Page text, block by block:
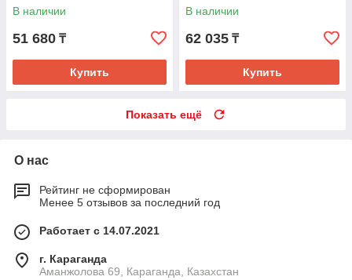
В наличии
51 680 ₸
Купить
В наличии
62 035 ₸
Купить
Показать ещё
О нас
Рейтинг не сформирован
Менее 5 отзывов за последний год
Работает с 14.07.2021
г. Караганда
Аманжолова 69, Караганда, Казахстан